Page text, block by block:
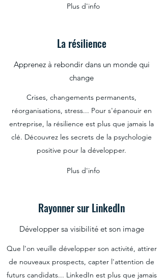
Plus d'info
La résilience
Apprenez à rebondir dans un monde qui
change
Crises, changements permanents,
réorganisations, stress... Pour s'épanouir en
entreprise, la résilience est plus que jamais la
clé. Découvrez les secrets de la psychologie
positive pour la développer.
Plus d'info
Rayonner sur LinkedIn
Développer sa visibilité et son image
Que l'on veuille développer son activité, attirer
de nouveaux prospects, capter l'attention de
futurs candidats... LinkedIn est plus que jamais